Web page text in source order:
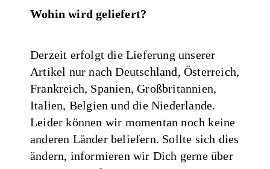
Wohin wird geliefert?
Derzeit erfolgt die Lieferung unserer
Artikel nur nach Deutschland, Österreich,
Frankreich, Spanien, Großbritannien,
Italien, Belgien und die Niederlande.
Leider können wir momentan noch keine
anderen Länder beliefern. Sollte sich dies
ändern, informieren wir Dich gerne über